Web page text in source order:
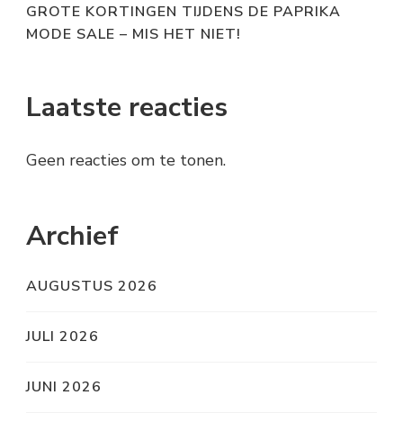
GROTE KORTINGEN TIJDENS DE PAPRIKA
MODE SALE – MIS HET NIET!
Laatste reacties
Geen reacties om te tonen.
Archief
AUGUSTUS 2026
JULI 2026
JUNI 2026